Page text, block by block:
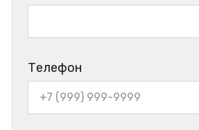
Телефон